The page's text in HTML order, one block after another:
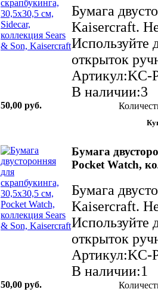
Бумага
Kaisercraft.
Используйте
открыток
Артикул:KC-
В наличии:3
50,00 руб.
Бумага
Pocket Watch,
Бумага
Kaisercraft.
Используйте
открыток
Артикул:KC-
В наличии:1
50,00 руб.